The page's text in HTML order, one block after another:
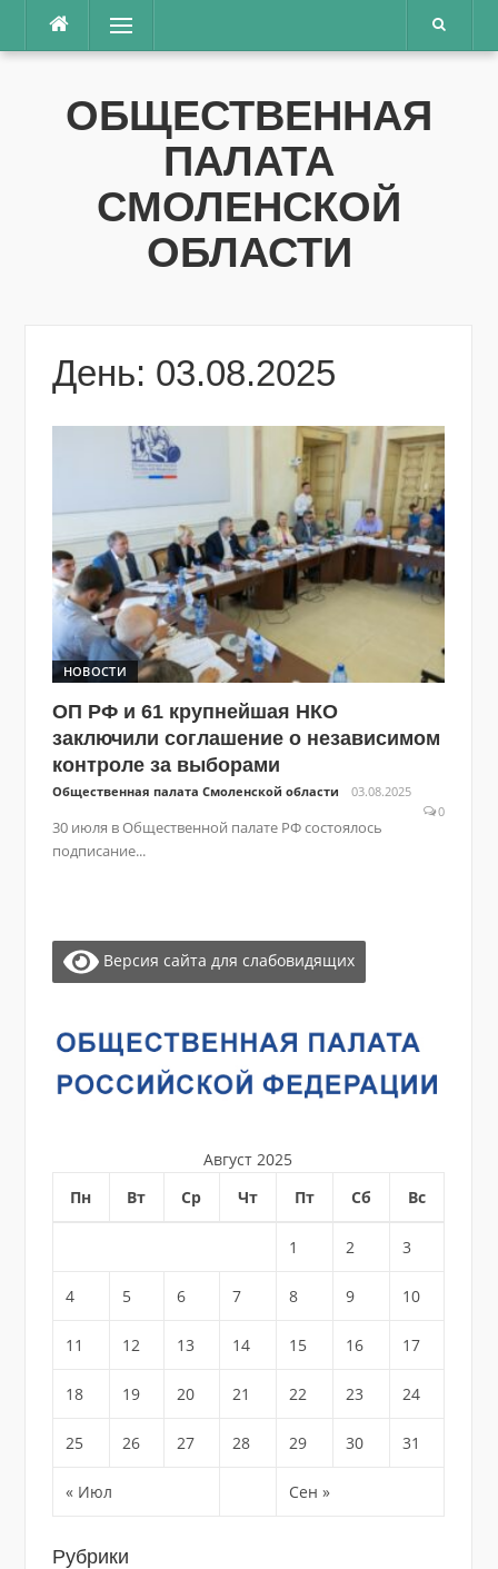
Перейти
содержимому
Меню
ОБЩЕСТВЕННАЯ
ПАЛАТА
СМОЛЕНСКОЙ
ОБЛАСТИ
День: 03.08.2025
НОВОСТИ
ОП РФ и 61 крупнейшая НКО
заключили соглашение о независимом
контроле за выборами
Общественная палата Смоленской области
03.08.2025
0
30 июля в Общественной палате РФ состоялось
подписание...
Версия сайта для слабовидящих
Август 2025
Пн
Вт Ср Чт Пт Сб Вс
« Июл Сен »
1 2 3
4 5 6 7 8 9 10
11 12 13 14 15 16 17
18 19 20 21 22 23 24
25 26 27 28 29 30 31
Рубрики